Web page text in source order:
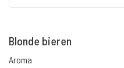
Blonde bieren
Aroma